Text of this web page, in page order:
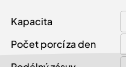
Kapacita
Počet porcí za den